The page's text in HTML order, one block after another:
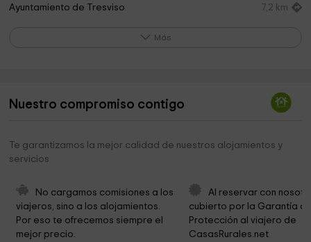
Ayuntamiento de Tresviso 7,2 km
Santuca de Áliva
Senda en la Ruta del Cares 7,9 km
Museo Del Queso Picón 8,5 km
Iglesia de Santa María de Bejes 8,8 km
Más
Nuestro compromiso contigo
Te garantizamos la mejor calidad de nuestros alojamientos y
servicios
No cargamos comisiones a los
viajeros, sino a los alojamientos.
Por eso te ofrecemos siempre el
mejor precio.
Al reservar con
cubierto por la Garantía
Protección al viajero de
CasasRurales.net